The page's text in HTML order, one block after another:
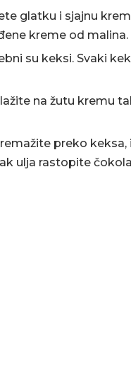
glatku i sjajnu
kreme od malina.
su keksi. Svaki
na žutu kremu
preko
ulja rastopite